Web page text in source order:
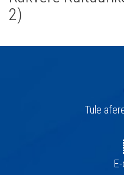
2)
navigatsioon
Tule